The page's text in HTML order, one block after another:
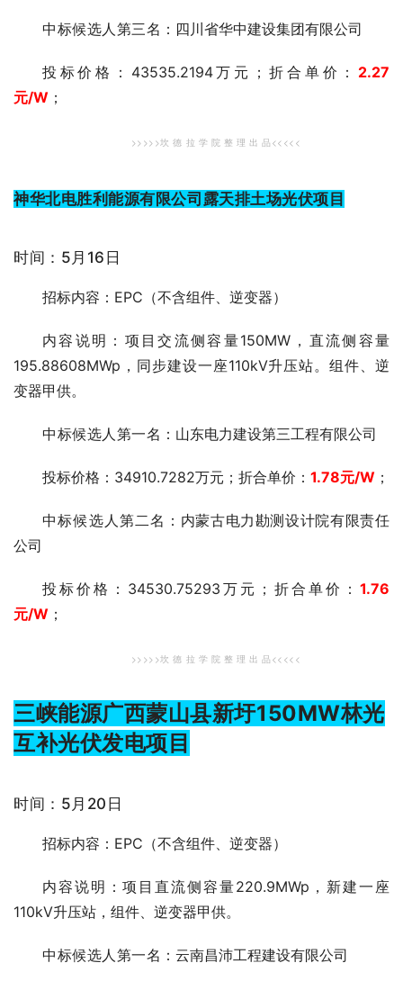
中标候选人第三名：四川省华中建设集团有限公司
投标价格：43535.2194万元；折合单价： 2.27
元/W ；
>>>>>坎 德 拉 学 院 整 理 出 品<<<<<
神华北电胜利能源有限公司露天排土场光伏项目
时间：5月16日
招标内容：EPC（不含组件、逆变器）
内容说明：项目交流侧容量150MW，直流侧容量
195.88608MWp，同步建设一座110kV升压站。组件、逆
变器甲供。
中标候选人第一名：山东电力建设第三工程有限公司
投标价格：34910.7282万元；折合单价： 1.78元/W ；
中标候选人第二名：内蒙古电力勘测设计院有限责任
公司
投标价格：34530.75293万元；折合单价： 1.76
元/W ；
>>>>>坎 德 拉 学 院 整 理 出 品<<<<<
三峡能源广西蒙山县新圩150MW林光
互补光伏发电项目
时间：5月20日
招标内容：EPC（不含组件、逆变器）
内容说明：项目直流侧容量220.9MWp，新建一座
110kV升压站，组件、逆变器甲供。
中标候选人第一名：云南昌沛工程建设有限公司